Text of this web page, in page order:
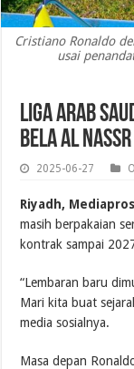
Cristiano Ronaldo
usai
Liga Arab
Bela Al Nassr
2025-06-27
Riyadh,
masih berpakaian
kontrak sampai
“Lembaran baru
Mari kita buat
media sosialnya.
Masa depan